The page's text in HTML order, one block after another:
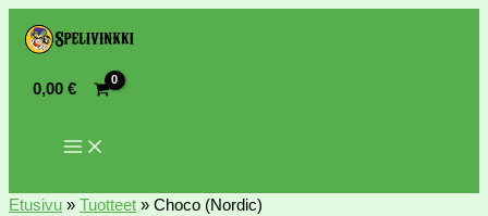
0,00€
Etusivu » Tuotteet » Choco (Nordic)